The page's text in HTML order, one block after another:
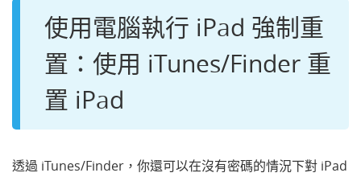
使用電腦執行 iPad 強制重
置：使用 iTunes/Finder 重
置 iPad
透過 iTunes/Finder，你還可以在沒有密碼的情況下對 iPad